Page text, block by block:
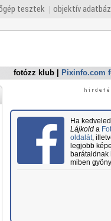
tesztek objektív
fotózz klub Pixinfo.com
Ha
Lájkolda
oldalát,
legjobb
barátaidnak
miben